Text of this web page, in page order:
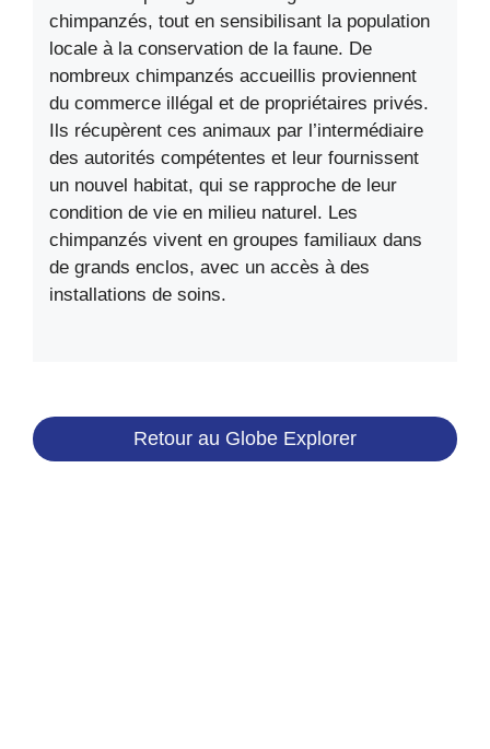
chimpanzés, tout en sensibilisant la population
locale à la conservation de la faune. De
nombreux chimpanzés accueillis proviennent
du commerce illégal et de propriétaires privés.
Ils récupèrent ces animaux par l’intermédiaire
des autorités compétentes et leur fournissent
un nouvel habitat, qui se rapproche de leur
condition de vie en milieu naturel. Les
chimpanzés vivent en groupes familiaux dans
de grands enclos, avec un accès à des
installations de soins.
Retour au Globe Explorer